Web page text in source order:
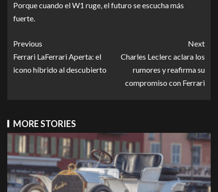
Porque cuando el W1 ruge, el futuro se escucha más
fuerte.
Previous
Ferrari LaFerrari Aperta: el
icono híbrido al descubierto
Next
Charles Leclerc aclara los
rumores y reafirma su
compromiso con Ferrari
MORE STORIES